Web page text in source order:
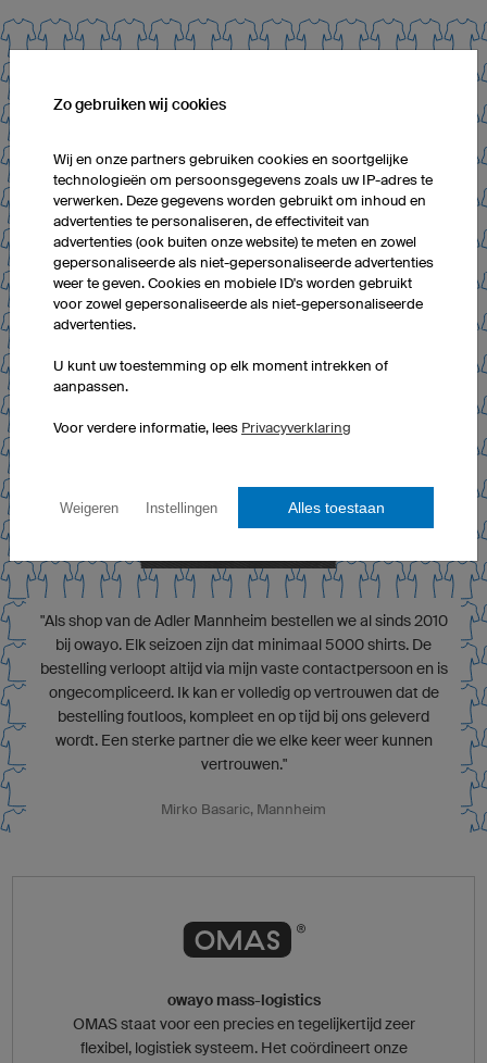
"Als shop van de Adler Mannheim bestellen we al sinds 2010
bij owayo. Elk seizoen zijn dat minimaal 5000 shirts. De
bestelling verloopt altijd via mijn vaste contactpersoon en is
ongecompliceerd. Ik kan er volledig op vertrouwen dat de
bestelling foutloos, kompleet en op tijd bij ons geleverd
wordt. Een sterke partner die we elke keer weer kunnen
vertrouwen."
Mirko Basaric, Mannheim
owayo mass-logistics
OMAS staat voor een precies en tegelijkertijd zeer
flexibel, logistiek systeem. Het coördineert onze
Zo gebruiken wij cookies
Wij en onze partners gebruiken cookies en soortgelijke
technologieën om persoonsgegevens zoals uw IP-adres te
verwerken. Deze gegevens worden gebruikt om inhoud en
advertenties te personaliseren, de effectiviteit van
advertenties (ook buiten onze website) te meten en zowel
gepersonaliseerde als niet-gepersonaliseerde advertenties
weer te geven. Cookies en mobiele ID's worden gebruikt
voor zowel gepersonaliseerde als niet-gepersonaliseerde
advertenties.
U kunt uw toestemming op elk moment intrekken of
aanpassen.
Voor verdere informatie, lees Privacyverklaring
Weigeren Instellingen Alles toestaan